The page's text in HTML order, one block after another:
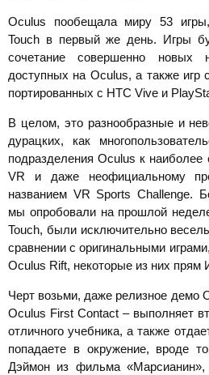
Oculus пообещала миру 53
Touch в первый же день. Игры
сочетание совершенно новых
доступных на Oculus, а также игр
портированных с HTC Vive и
В целом, это разнообразные и
дурацких, как
подразделения Oculus к
VR и даже неофициальному
названием VR Sports Challenge.
мы опробовали на прошлой
Touch, были исключительно
сравнении с оригинальными
Oculus Rift, некоторые из них прям
Черт возьми, даже релизное демо
Oculus First Contact – выполняет
отличного учебника, а также
попадаете в окружение, вроде
Дэймон из фильма «Марсианин»,